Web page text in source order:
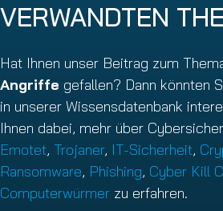
VERWANDTEN
Hat Ihnen unser Beitrag zum
Angriffe gefallen? Dann könnten
in unserer Wissensdatenbank
Ihnen dabei, mehr über
Emotet, Trojaner, IT-Sicherheit,
Ransomware, Phishing, Cyber Kill
Computerwürmer zu erfahren.